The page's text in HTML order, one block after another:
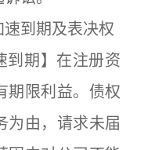
到期及表决权
期】在注册资
期限利益。债权
为由，请求未届